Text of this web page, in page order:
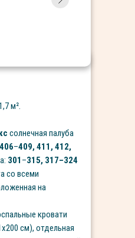
м².
солнечная палуба
406–409, 411, 412,
301 –315, 317–324
со всеми
на
кровати
см), отдельная